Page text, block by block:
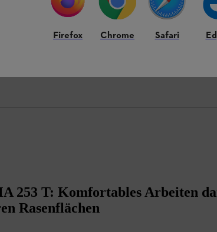
253 T: Komfortables Arbeiten
Rasenflächen
Firefox Chrome Safari